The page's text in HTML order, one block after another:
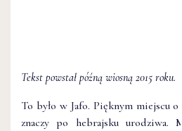
Tekst powstał późną wiosną 2015 roku.
To było w Jafo. Pięknym miejscu
znaczy po hebrajsku